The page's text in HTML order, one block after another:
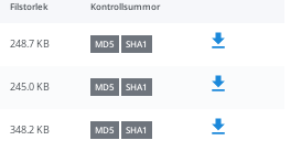
Filstorlek Kontrollsummor
248.7 KB MD5 SHA1
245.0 KB MD5 SHA1
348.2 KB MD5 SHA1